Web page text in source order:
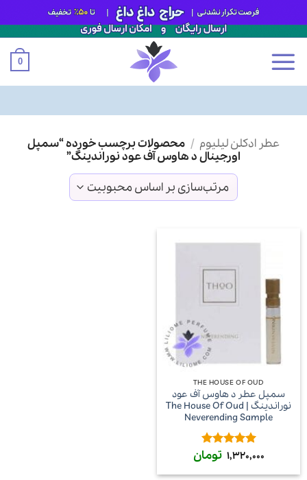
0
عطر ادکلن لیلیوم / محصولات برچسب خورده “سمپل
اورجینال د هاوس آف عود نوراندینگ”
THE HOUSE OF OUD
سمپل عطر د هاوس آف عود
نوراندینگ | The House Of Oud
Neverending Sample
امتیاز 5از 1,320,000 تومان